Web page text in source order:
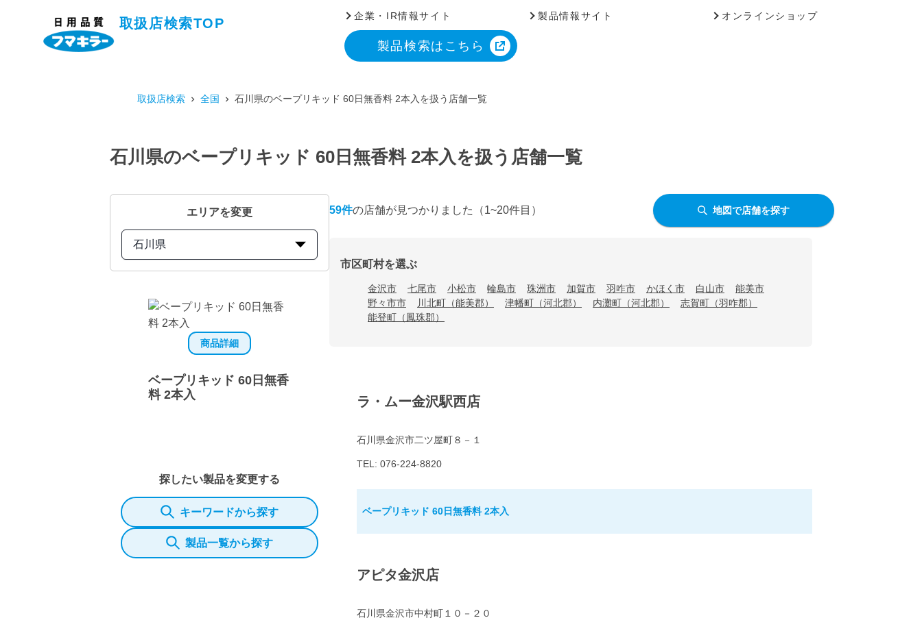
取扱店検索TOP
企業・IR情報サイト 製品情報サイト オンラインショップ
製品検索はこちら
取扱店検索 全国 石川県のベープリキッド 60日無香料 2本入を扱う店舗一覧
石川県のベープリキッド 60日無香料 2本入を扱う店舗一覧
エリアを変更
石川県
商品詳細
ベープリキッド 60日無香
料 2本入
探したい製品を変更する
キーワードから探す
製品一覧から探す
59件の店舗が見つかりました （1~20件目） 地図で店舗を探す
市区町村を選ぶ
金沢市 七尾市 小松市 輪島市 珠洲市 加賀市 羽咋市 かほく市 白山市
能美市
野々市市
川北町（能美郡） 津幡町（河北郡） 内灘町（河北郡）
志賀町（羽咋郡）
能登町（鳳珠郡）
ラ・ムー金沢駅西店
石川県金沢市二ツ屋町８－１
TEL: 076-224-8820
ベープリキッド 60日無香料 2本入
アピタ金沢店
石川県金沢市中村町１０－２０